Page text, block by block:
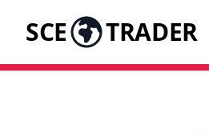
SCE TRADER